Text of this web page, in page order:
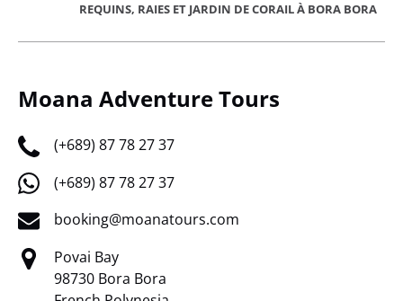
REQUINS, RAIES ET JARDIN DE CORAIL À BORA BORA
Moana Adventure Tours
(+689) 87 78 27 37
(+689) 87 78 27 37
booking@moanatours.com
Povai Bay
98730 Bora Bora